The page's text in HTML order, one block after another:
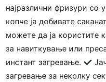
најразлични фризури со
копче ја добивате
можете да ја користите
за навиткување или
инстант загревање.
загревање за неколку